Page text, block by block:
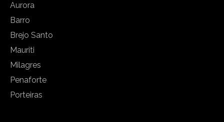
Aurora
Barro
Brejo Santo
Mauriti
Milagres
Penaforte
Porteiras